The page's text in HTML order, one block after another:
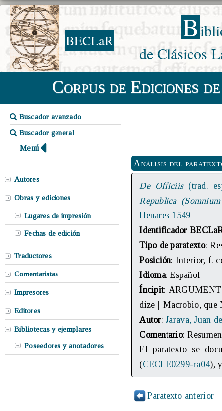
BECLaR B
de Clásicos
Corpus de Ediciones
Buscador avanzado
Buscador general
Menú
Autores
Obras y ediciones
Lugares de impresión
Fechas de edición
Traductores
Comentaristas
Impresores
Editores
Bibliotecas y ejemplares
Poseedores y anotadores
Análisis del
De Officiis(trad.
Republica
Henares 1549
Identificador
Tipo de paratexto:
Posición: Interior, f.
Idioma: Español
Íncipit:
dize || Macrobio, que
Autor: Jarava, Juan de
Comentario:
El paratexto se
(CECLE0299-ra04),
Paratexto anterior